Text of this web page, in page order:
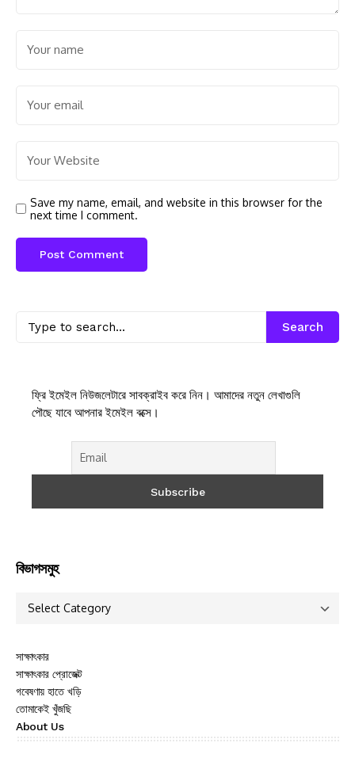
Save my name, email, and website in this browser for the
next time I comment.
Search
ফ্রি ইমেইল নিউজলেটারে সাবক্রাইব করে নিন। আমাদের নতুন লেখাগুলি
পৌছে যাবে আপনার ইমেইল বক্সে।
বিভাগসমুহ
সাক্ষাৎকার
সাক্ষাৎকার প্রোজেক্ট
গবেষণায় হাতে খড়ি
তোমাকেই খুঁজছি
About Us